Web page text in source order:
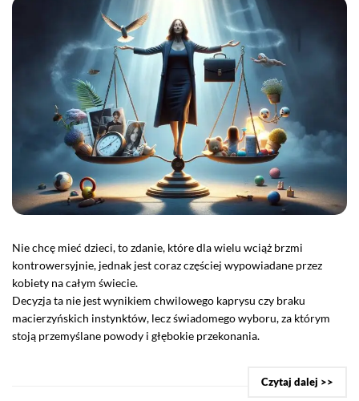
Nie chcę mieć dzieci, to zdanie, które dla wielu wciąż brzmi
kontrowersyjnie, jednak jest coraz częściej wypowiadane przez
kobiety na całym świecie.
Decyzja ta nie jest wynikiem chwilowego kaprysu czy braku
macierzyńskich instynktów, lecz świadomego wyboru, za którym
stoją przemyślane powody i głębokie przekonania.
Czytaj dalej >>